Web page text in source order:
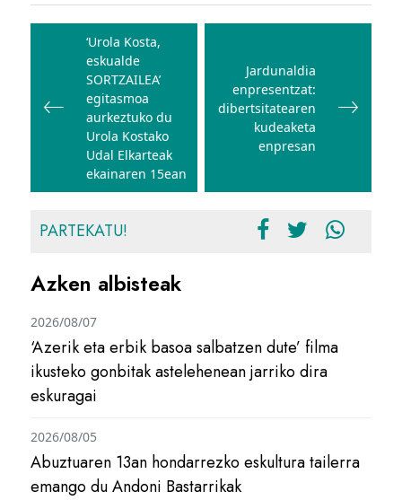
Bidalketetan
zehar
nabigatu
‘Urola Kosta,
eskualde
SORTZAILEA’
egitasmoa
aurkeztuko du
Urola Kostako
Udal Elkarteak
ekainaren 15ean
Jardunaldia
enpresentzat:
dibertsitatearen
kudeaketa
enpresan
PARTEKATU!
Azken albisteak
‘Azerik eta erbik basoa salbatzen dute’ filma
ikusteko gonbitak astelehenean jarriko dira
eskuragai
2026/08/07
Abuztuaren 13an hondarrezko eskultura tailerra
emango du Andoni Bastarrikak
2026/08/05